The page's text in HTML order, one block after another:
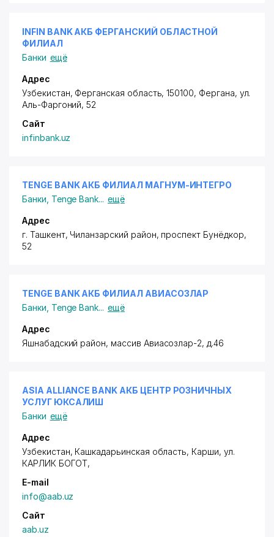
INFIN BANK АКБ ФЕРГАНСКИЙ ОБЛАСТНОЙ
ФИЛИАЛ
Банки ещё
Адрес
Узбекистан, Ферганская область, 150100, Фергана, ул.
Аль-Фаргоний, 52
Сайт
infinbank.uz
TENGE BANK АКБ ФИЛИАЛ МАГНУМ-ИНТЕГРО
Банки Tenge Bank... ещё
Адрес
г. Ташкент, Чиланзарский район, проспект Бунёдкор,
52
TENGE BANK АКБ ФИЛИАЛ АВИАСОЗЛАР
Банки Tenge Bank... ещё
Адрес
Яшнабадский район, массив Авиасозлар-2, д.46
ASIA ALLIANCE BANK АКБ ЦЕНТР РОЗНИЧНЫХ
УСЛУГ ЮКСАЛИШ
Банки ещё
Адрес
Узбекистан, Кашкадарьинская область, Карши, ул.
КАРЛИК БОГОТ,
E-mail
info@aab.uz
Сайт
aab.uz